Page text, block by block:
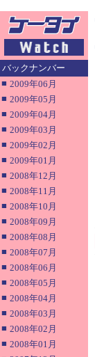
バックナンバー
■ 2009年06月
■ 2009年05月
■ 2009年04月
■ 2009年03月
■ 2009年02月
■ 2009年01月
■ 2008年12月
■ 2008年11月
■ 2008年10月
■ 2008年09月
■ 2008年08月
■ 2008年07月
■ 2008年06月
■ 2008年05月
■ 2008年04月
■ 2008年03月
■ 2008年02月
■ 2008年01月